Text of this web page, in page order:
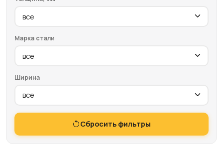
Марка стали
Ширина
Сбросить фильтры